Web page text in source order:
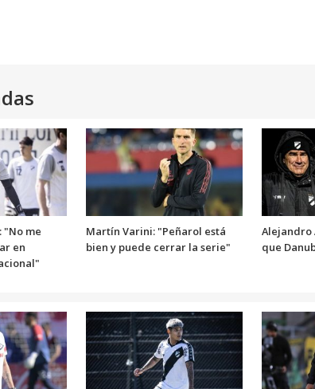
"No me
en
Martín Varini: "Peñarol está
bien y puede cerrar la serie"
Alejandro
que